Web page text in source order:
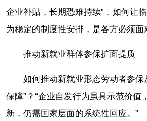
企业补贴，长期恐难持续”，如何让
为稳定的制度性安排，是各方必须面
推动新就业群体参保扩面提质
如何推动新就业形态劳动者参保
保障”？“企业自发行为虽具示范价值
新，仍需国家层面的系统性回应。”